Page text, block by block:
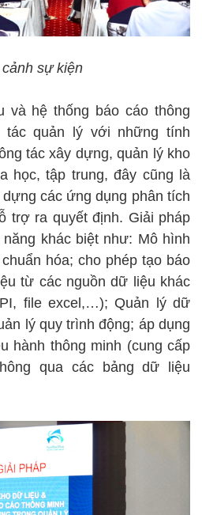
cảnh sự kiện
và hệ thống báo cáo thông
tác quản lý với những tính
tác xây dựng, quản lý kho
học, tập trung, đây cũng là
các ứng dụng phân tích
trợ ra quyết định. Giải pháp
khác biệt như: Mô hình
hóa; cho phép tạo báo
từ các nguồn dữ liệu khác
file excel,…); Quản lý dữ
lý quy trình động; áp dụng
hành thông minh (cung cấp
qua các bảng dữ liệu